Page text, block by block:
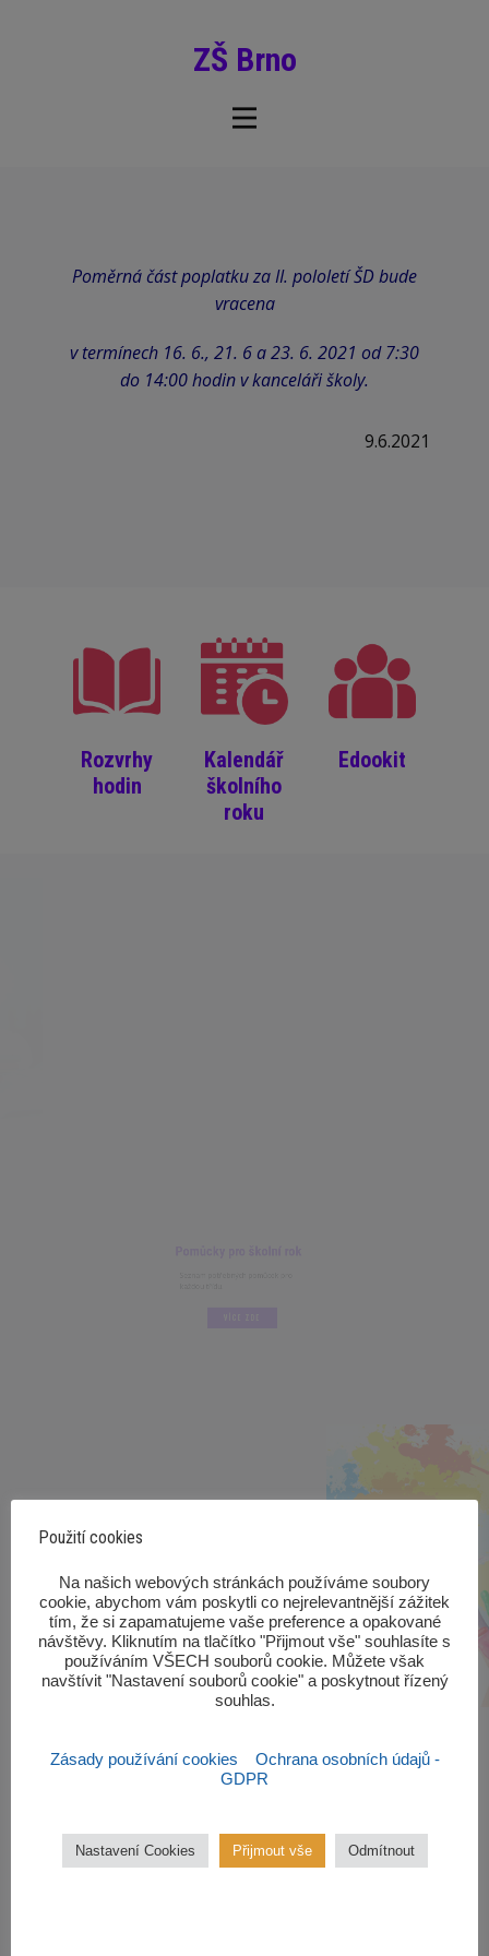
ZŠ Brno
Poměrná část poplatku za II. pololetí ŠD bude
vracena
v termínech 16. 6., 21. 6 a 23. 6. 2021 od 7:30
do 14:00 hodin v kanceláři školy.
9.6.2021
Rozvrhy
hodin
Kalendář
školního
roku
Edookit
Kroužky začínají od října 2022.
Zájmové kroužky jsou
Použití cookies
‎Na našich webových stránkách používáme soubory
cookie, abychom vám poskytli co nejrelevantnější zážitek
tím, že si zapamatujeme vaše preference a opakované
návštěvy. Kliknutím na tlačítko "Přijmout vše" souhlasíte s
používáním VŠECH souborů cookie. Můžete však
navštívit "Nastavení souborů cookie" a poskytnout řízený
souhlas.‎
Zásady používání cookies
Ochrana osobních údajů -
GDPR
Nastavení Cookies Přijmout vše Odmítnout